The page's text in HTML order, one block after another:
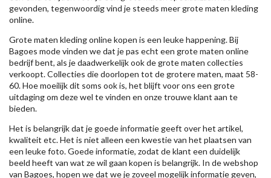
gevonden, tegenwoordig vind je steeds meer grote maten kleding
online.
Grote maten kleding online kopen is een leuke happening. Bij
Bagoes mode vinden we dat je pas echt een grote maten online
bedrijf bent, als je daadwerkelijk ook de grote maten collecties
verkoopt. Collecties die doorlopen tot de grotere maten, maat 58-
60. Hoe moeilijk dit soms ook is, het blijft voor ons een grote
uitdaging om deze wel te vinden en onze trouwe klant aan te
bieden.
Het is belangrijk dat je goede informatie geeft over het artikel,
kwaliteit etc. Het is niet alleen een kwestie van het plaatsen van
een leuke foto. Goede informatie, zodat de klant een duidelijk
beeld heeft van wat ze wil gaan kopen is belangrijk. In de webshop
van Bagoes, hopen we dat we je zoveel mogelijk informatie geven,